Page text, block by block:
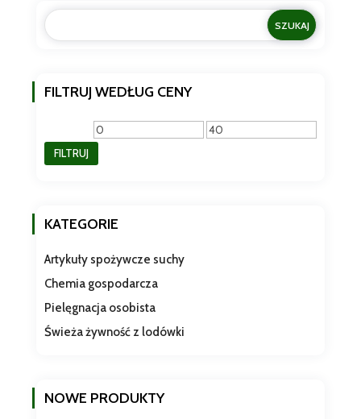
FILTRUJ WEDŁUG CENY
Cena
Cena
FILTRUJ
KATEGORIE
Artykuły spożywcze suchy
Chemia gospodarcza
Pielęgnacja osobista
Świeża żywność z lodówki
NOWE PRODUKTY